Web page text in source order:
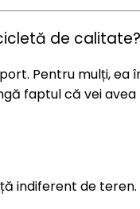
de calitate?
Pentru mulți, ea
faptul că vei
indiferent de teren.